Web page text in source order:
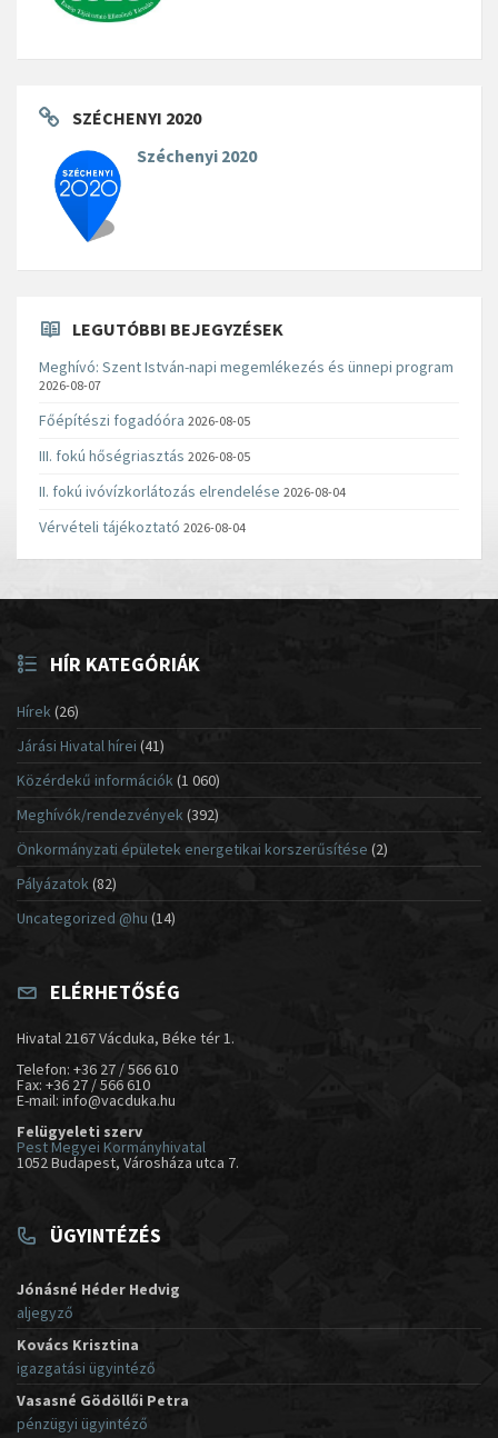
SZÉCHENYI 2020
Széchenyi 2020
LEGUTÓBBI BEJEGYZÉSEK
Meghívó: Szent István-napi megemlékezés és ünnepi program
2026-08-07
Főépítészi fogadóóra 2026-08-05
III. fokú hőségriasztás 2026-08-05
II. fokú ivóvízkorlátozás elrendelése 2026-08-04
Vérvételi tájékoztató 2026-08-04
HÍR KATEGÓRIÁK
Hírek(26)
Járási Hivatal hírei (41)
Közérdekű információk(1 060)
Meghívók/rendezvények (392)
Önkormányzati épületek energetikai korszerűsítése (2)
Pályázatok (82)
Uncategorized @hu (14)
ELÉRHETŐSÉG
Hivatal 2167 Vácduka, Béke tér 1.
Telefon: +36 27 / 566 610
Fax: +36 27 / 566 610
E-mail: info@vacduka.hu
Felügyeleti szerv
Pest Megyei Kormányhivatal
1052 Budapest, Városháza utca 7.
ÜGYINTÉZÉS
Jónásné Héder Hedvig
aljegyző
Kovács Krisztina
igazgatási ügyintéző
Vasasné Gödöllői Petra
pénzügyi ügyintéző